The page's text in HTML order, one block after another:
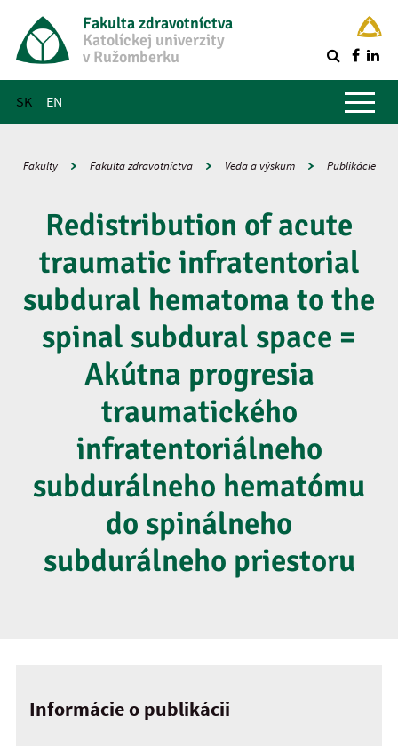
Fakulta zdravotníctva
Katolíckej univerzity
v Ružomberku
SK EN
Hlavné menu
Fakulty Fakulta zdravotníctva Veda a výskum Publikácie
Redistribution of acute
traumatic infratentorial
subdural hematoma to the
spinal subdural space =
Akútna progresia
traumatického
infratentoriálneho
subdurálneho hematómu
do spinálneho
subdurálneho priestoru
Informácie o publikácii